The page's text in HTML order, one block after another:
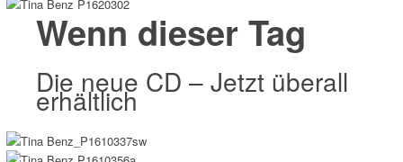
Wenn dieser Tag
Die neue CD – Jetzt überall
erhältlich